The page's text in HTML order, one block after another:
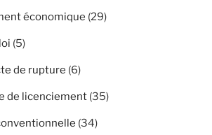
économique (29)
(5)
de rupture (6)
de licenciement (35)
(34)